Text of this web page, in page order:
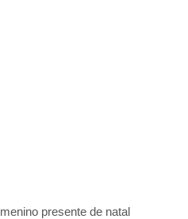
menino presente de natal